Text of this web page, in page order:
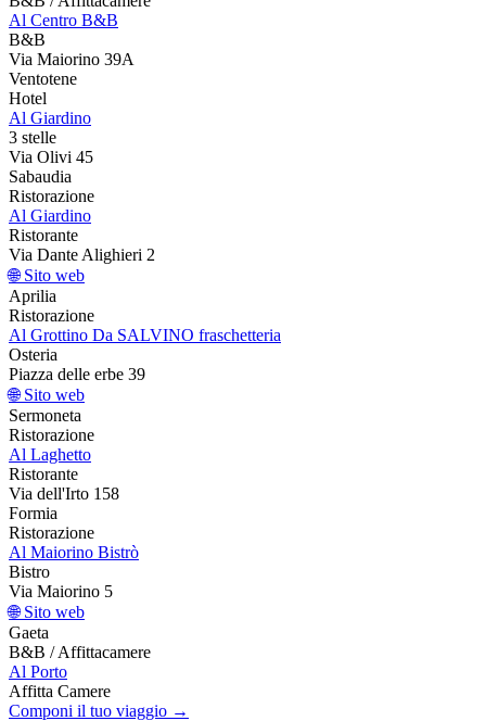
Al Centro B&B
B&B
Via Maiorino 39A
Ventotene
Hotel
Al Giardino
3 stelle
Via Olivi 45
Sabaudia
Ristorazione
Al Giardino
Ristorante
Via Dante Alighieri 2
🌐 Sito web
Aprilia
Ristorazione
Al Grottino Da SALVINO fraschetteria
Osteria
Piazza delle erbe 39
🌐 Sito web
Sermoneta
Ristorazione
Al Laghetto
Ristorante
Via dell'Irto 158
Formia
Ristorazione
Al Maiorino Bistrò
Bistro
Via Maiorino 5
🌐 Sito web
Gaeta
B&B / Affittacamere
Al Porto
Affitta Camere
Componi il tuo viaggio →